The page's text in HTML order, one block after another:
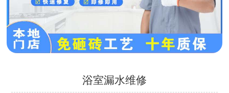
浴室漏水维修